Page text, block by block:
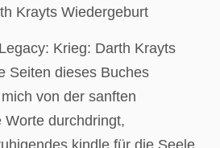
Krayts Wiedergeburt
Krieg: Darth Krayts
Seiten dieses Buches
von der sanften
durchdringt,
kindle für die Seele,